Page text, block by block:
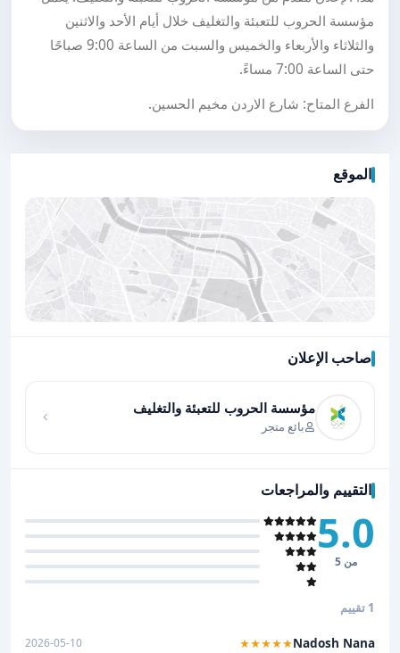
مؤسسة الحروب للتعبئة والتغليف خلال أيام الأحد والاثنين
والثلاثاء والأربعاء والخميس والسبت من الساعة 9:00 صباحًا
حتى الساعة 7:00 مساءً.
الفرع المتاح: شارع الاردن مخيم الحسين.
الموقع
صاحب الإعلان
مؤسسة الحروب للتعبئة والتغليف
بائع متجر
التقييم والمراجعات
5.0
من 5
1 تقييم
Nadosh Nana
★★★★★
2026-05-10